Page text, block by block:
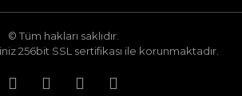
© Tüm hakları saklıdır.
256bit SSL sertifikası ile korunmaktadır.